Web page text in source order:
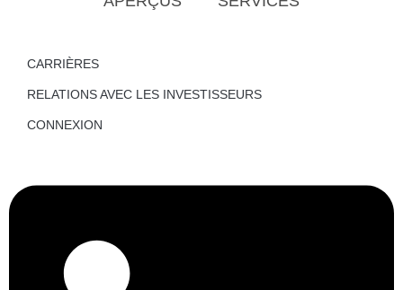
CARRIÈRES
RELATIONS AVEC LES INVESTISSEURS
CONNEXION